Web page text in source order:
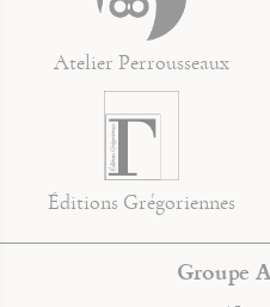
Atelier Perrousseaux
Éditions Grégoriennes
Groupe